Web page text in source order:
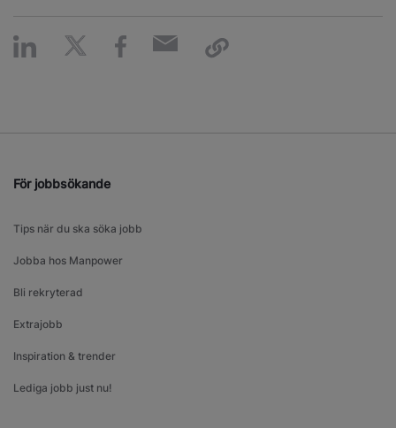
För jobbsökande
Tips när du ska söka jobb
Jobba hos Manpower
Bli rekryterad
Extrajobb
Inspiration & trender
Lediga jobb just nu!